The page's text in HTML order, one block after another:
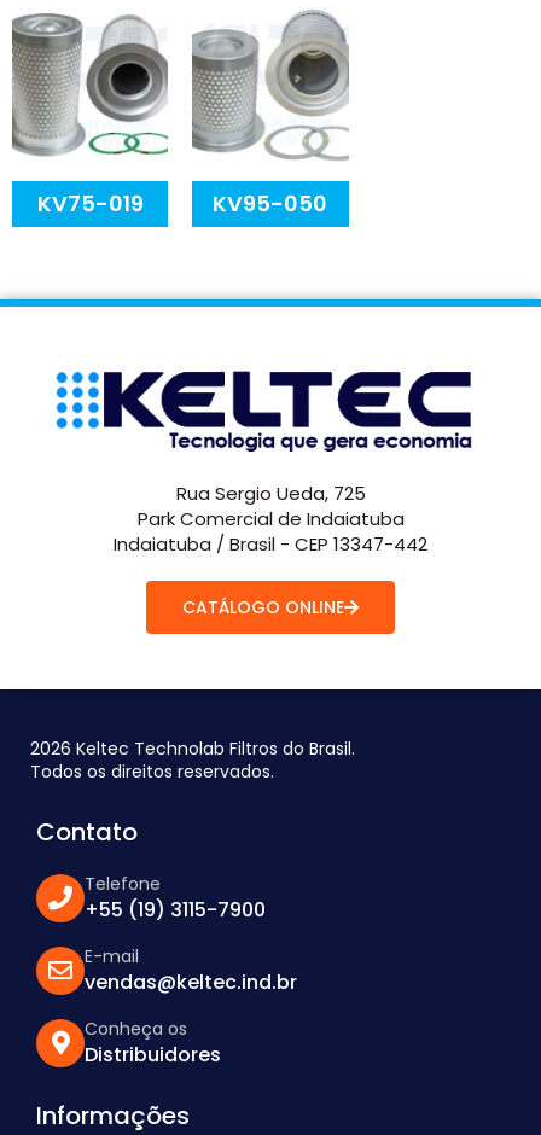
KV75-019 KV95-050
Rua Sergio Ueda, 725
Park Comercial de Indaiatuba
Indaiatuba / Brasil - CEP 13347-442
CATÁLOGO ONLINE
2026 Keltec Technolab Filtros do Brasil.
Todos os direitos reservados.
Contato
Telefone
+55 (19) 3115-7900
E-mail
vendas@keltec.ind.br
Conheça os
Distribuidores
Informações